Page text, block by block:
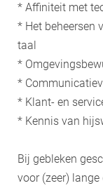
* Affiniteit met
* Het beheersen
taal
*
*
* Klant- en
* Kennis van
Bij gebleken
voor (zeer)